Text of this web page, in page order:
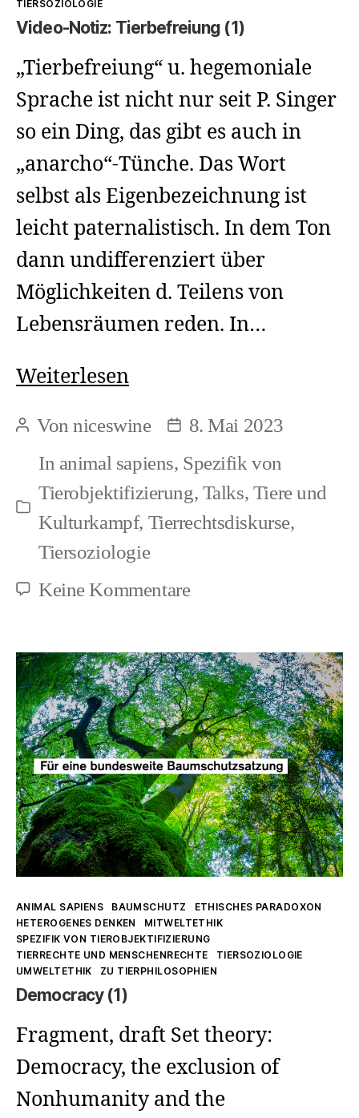
TIERSOZIOLOGIE
Video-Notiz: Tierbefreiung (1)
„Tierbefreiung“ u. hegemoniale
Sprache ist nicht nur seit P. Singer
so ein Ding, das gibt es auch in
„anarcho“-Tünche. Das Wort
selbst als Eigenbezeichnung ist
leicht paternalistisch. In dem Ton
dann undifferenziert über
Möglichkeiten d. Teilens von
Lebensräumen reden. In…
WeiterlesenVideo-
Tierbefreiung
(1)
Beitragsautor
Vonniceswine Beitragsdatum
8. Mai 2023
Kategorien
In animal sapiens, Spezifik von
Tierobjektifizierung, Talks, Tiere und
Kulturkampf, Tierrechtsdiskurse,
Tiersoziologie
Keine Kommentarezu
Notiz:
Tierbefreiung
(1)
Kategorien
ANIMAL SAPIENS BAUMSCHUTZ
ETHISCHES PARADOXON
HETEROGENES DENKEN
MITWELTETHIK
SPEZIFIK VON TIEROBJEKTIFIZIERUNG
TIERRECHTE UND MENSCHENRECHTE
TIERSOZIOLOGIE
UMWELTETHIK
ZU TIERPHILOSOPHIEN
Democracy (1)
Fragment, draft Set theory:
Democracy, the exclusion of
Nonhumanity and the